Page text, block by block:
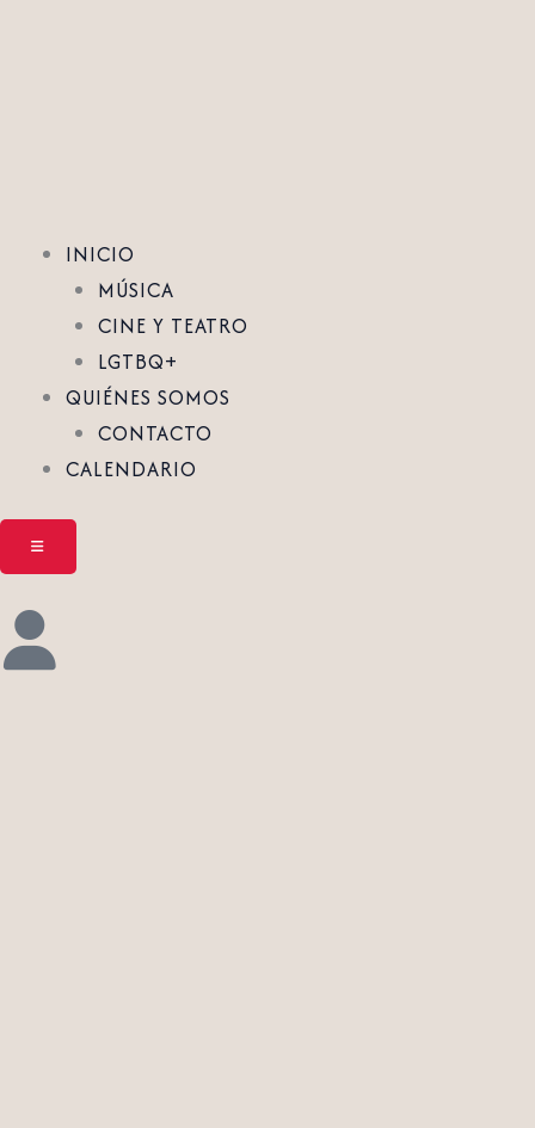
INICIO
MÚSICA
CINE Y TEATRO
LGTBQ+
QUIÉNES SOMOS
CONTACTO
CALENDARIO